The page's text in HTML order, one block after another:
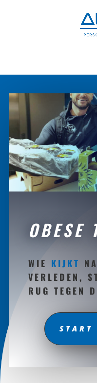
OBESE
WIE KIJKT
VERLEDEN,
RUG TEGEN
START